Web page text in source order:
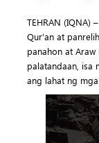
TEHRAN (IQNA)
Qur’an at
panahon at Araw
palatandaan, isa
ang lahat ng